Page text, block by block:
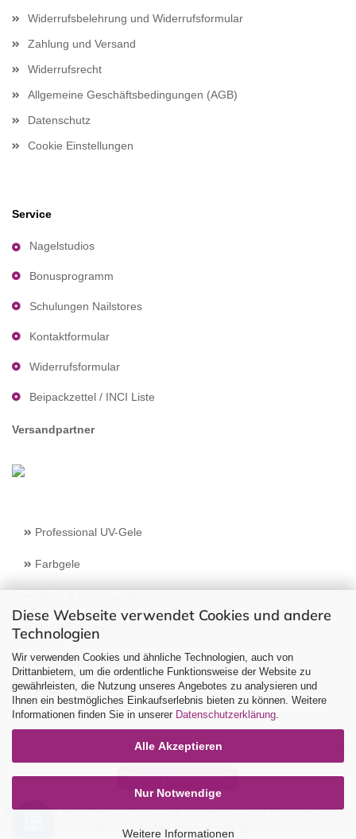
Diese Webseite verwendet Cookies und andere
Technologien
Wir verwenden Cookies und ähnliche Technologien, auch von
Drittanbietern, um die ordentliche Funktionsweise der Website zu
gewährleisten, die Nutzung unseres Angebotes zu analysieren und
Ihnen ein bestmögliches Einkaufserlebnis bieten zu können. Weitere
Informationen finden Sie in unserer Datenschutzerklärung
Alle Akzeptieren
Nur Notwendige
Weitere Informationen
Widerrufsbelehrung und Widerrufsformular
Zahlung und Versand
Widerrufsrecht
Allgemeine Geschäftsbedingungen (AGB)
Datenschutz
Cookie Einstellungen
Service
Nagelstudios
Bonusprogramm
Schulungen Nailstores
Kontaktformular
Widerrufsformular
Beipackzettel / INCI Liste
Versandpartner
Professional UV-Gele
Farbgele
Nail INC Colors
Stamping
Feilen
Vertrag widerrufen
Alle Preise verstehen sich inklusive der gesetzlichen Mehrwertsteuer,
Versandkosten soweit nicht anders gekennzeichnet.